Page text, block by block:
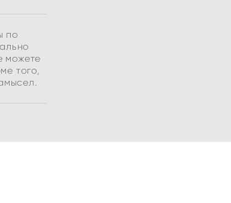
по
можете
того,